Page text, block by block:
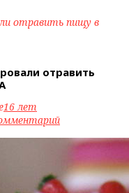
отравить пищу в
отравить
16 лет